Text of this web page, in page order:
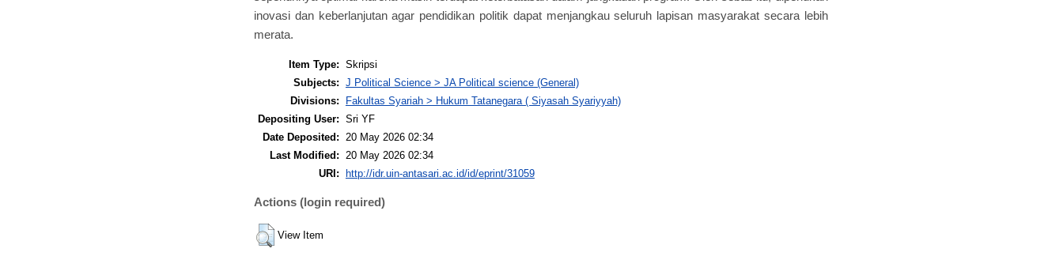
inovasi dan keberlanjutan agar pendidikan politik dapat menjangkau seluruh lapisan masyarakat secara lebih
merata.
Item Type: Skripsi
Subjects: J Political Science > JA Political science (General)
Divisions:
Fakultas Syariah > Hukum Tatanegara ( Siyasah Syariyyah)
Depositing User: Sri YF
Date Deposited:
20 May 2026 02:34
Last Modified:
20 May 2026 02:34
URI: http://idr.uin-antasari.ac.id/id/eprint/31059
Actions (login required)
View Item